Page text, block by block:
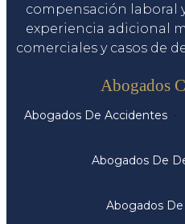
compensación laboral
experiencia adicional
comerciales y casos de
Abogados
Abogados De Accidentes
Abogados De
Abogados